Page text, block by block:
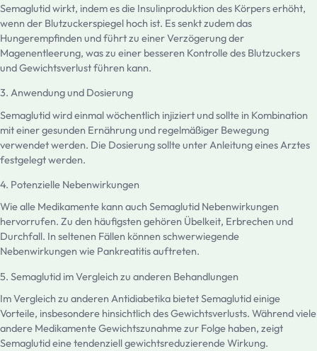
Semaglutid wirkt, indem es die Insulinproduktion des Körpers erhöht,
wenn der Blutzuckerspiegel hoch ist. Es senkt zudem das
Hungerempfinden und führt zu einer Verzögerung der
Magenentleerung, was zu einer besseren Kontrolle des Blutzuckers
und Gewichtsverlust führen kann.
3. Anwendung und Dosierung
Semaglutid wird einmal wöchentlich injiziert und sollte in Kombination
mit einer gesunden Ernährung und regelmäßiger Bewegung
verwendet werden. Die Dosierung sollte unter Anleitung eines Arztes
festgelegt werden.
4. Potenzielle Nebenwirkungen
Wie alle Medikamente kann auch Semaglutid Nebenwirkungen
hervorrufen. Zu den häufigsten gehören Übelkeit, Erbrechen und
Durchfall. In seltenen Fällen können schwerwiegende
Nebenwirkungen wie Pankreatitis auftreten.
5. Semaglutid im Vergleich zu anderen Behandlungen
Im Vergleich zu anderen Antidiabetika bietet Semaglutid einige
Vorteile, insbesondere hinsichtlich des Gewichtsverlusts. Während viele
andere Medikamente Gewichtszunahme zur Folge haben, zeigt
Semaglutid eine tendenziell gewichtsreduzierende Wirkung.